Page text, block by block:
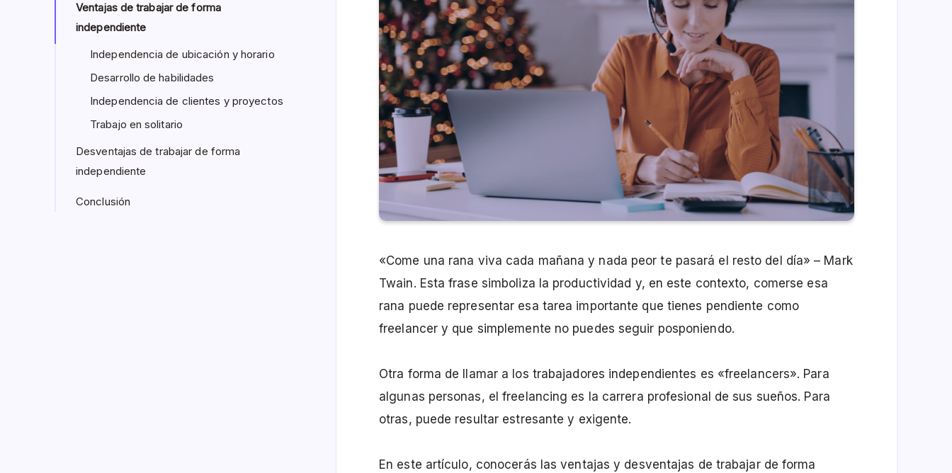
«Come una rana viva cada mañana y nada peor te pasará el resto del día» – Mark
Twain. Esta frase simboliza la productividad y, en este contexto, comerse esa
rana puede representar esa tarea importante que tienes pendiente como
freelancer y que simplemente no puedes seguir posponiendo.
Otra forma de llamar a los trabajadores independientes es «freelancers». Para
algunas personas, el freelancing es la carrera profesional de sus sueños. Para
otras, puede resultar estresante y exigente.
En este artículo, conocerás las ventajas y desventajas de trabajar de forma
Ventajas de trabajar de forma
independiente
Independencia de ubicación y horario
Desarrollo de habilidades
Independencia de clientes y proyectos
Trabajo en solitario
Desventajas de trabajar de forma
independiente
Conclusión